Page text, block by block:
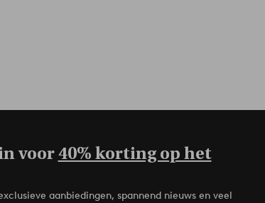
voor40% korting op het
aanbiedingen, spannend nieuws en veel